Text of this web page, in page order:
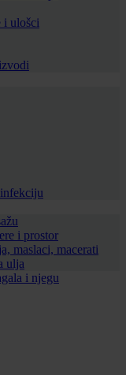
i ulošci
i prostor
maslaci, macerati
ulja
i njegu